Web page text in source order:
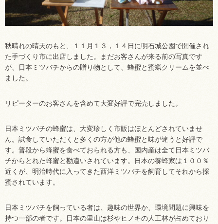
秋晴れの晴天のもと、１１月１３，１４日に明石城公園で開催され
た手づくり市に出店しました。まだお客さんが来る前の写真です
が、日本ミツバチからの贈り物として、蜂蜜と蜜蝋クリームを並べ
ました。
リピーターのお客さんを含めて大変好評で完売しました。
日本ミツバチの蜂蜜は、大変珍しく市販はほとんどされていませ
ん。試食していただくと多くの方が他の蜂蜜と味が違うと好評で
す。普段から蜂蜜を食べておられる方も、国内産は全て日本ミツバ
チからとれた蜂蜜と勘違いされています。日本の養蜂家は１００％
近くが、明治時代に入ってきた西洋ミツバチを飼育してそれから採
蜜されています。
日本ミツバチを飼っている者は、趣味の世界か、環境問題に興味を
持つ一部の者です。日本の里山は杉やヒノキの人工林が占めており